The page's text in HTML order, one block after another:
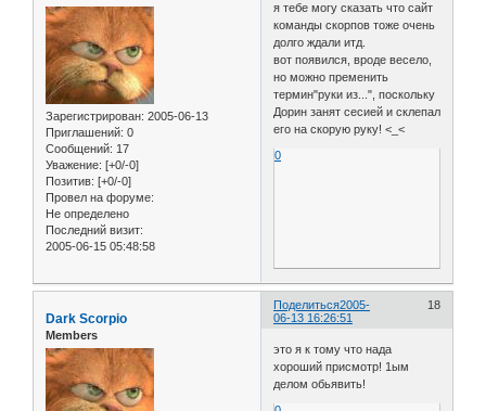
Зарегистрирован: 2005-06-13
Приглашений: 0
Сообщений: 17
Уважение: [+0/-0]
Позитив: [+0/-0]
Провел на форуме:
Не определено
Последний визит:
2005-06-15 05:48:58
я тебе могу сказать что сайт
команды скорпов тоже очень
долго ждали итд.
вот появился, вроде весело,
но можно пременить
термин"руки из...", поскольку
Дорин занят сесией и склепал
его на скорую руку! <_<
0
Поделиться 18
2005-
06-13 16:26:51
Dark Scorpio
Members
это я к тому что нада
хороший присмотр! 1ым
делом обьявить!